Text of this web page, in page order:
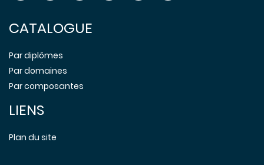
CATALOGUE
Par diplômes
Par domaines
Par composantes
LIENS
Plan du site